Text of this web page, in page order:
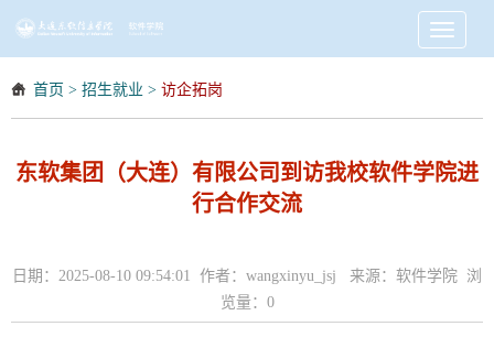
Toggle
首页 > 招生就业 > 访企拓岗
东软集团（大连）有限公司到访我校软件学院进
行合作交流
日期：2025-08-10 09:54:01 作者：wangxinyu_jsj 来源：软件学院 浏
览量： 0